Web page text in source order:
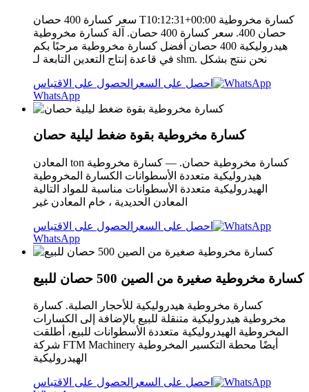
سعر كسارة 400 حصان T10:12:31+00:00 كسارة مخروطية
حصان 400. سعر كسارة 400 حصان. آلة كسارة مخروطية
هيدروليكية 400 حصان أفضل كسارة مخروطية مرحبًا بكم
في قاعدة إنتاج التعدين التابعة لـ shm. نحن ننتج بشكل
احصل على السعر الحصول على الاقتباس
WhatsApp
كسارة مخروطية بقوة ضغط ليلية حصان
المعادن ton كسارة مخروطية حصان. — كسارة مخروطية
هيدروليكية متعددة الأسطوانات الكسارة المخروطية
الهيدروليكية متعددة الأسطوانات مناسبة للمواد التالية
المعادن الحديدية ، خام المعادن غير
احصل على السعر الحصول على الاقتباس
WhatsApp
كسارة مخروطية صغيرة من الصين 500 حصان للبيع
كسارة مخروطية هيدروليكية للأحجار الصلبة. كسارة
مخروطية هيدروليكية متنقلة للبيع بالإضافة إلى الكسارات
المخروطية الهيدروليكية متعددة الأسطوانات للبيع، أطلقت
شركة FTM Machinery أيضًا محطة التكسير المخروطية
الهيدروليكية
احصل على السعر الحصول على الاقتباس